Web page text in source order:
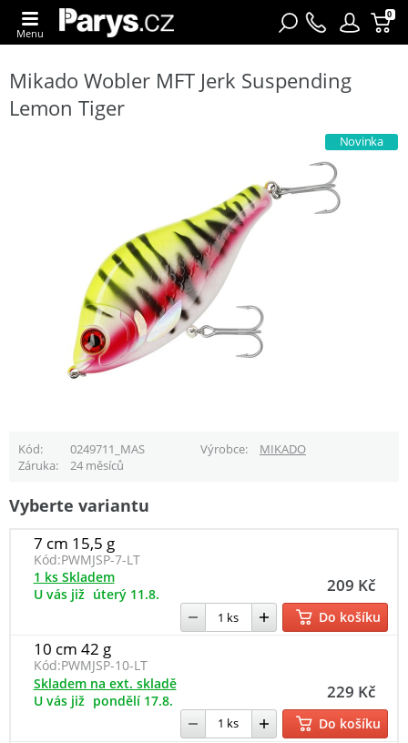
0
Menu
Mikado Wobler MFT Jerk Suspending
Lemon Tiger
Novinka
Kód 0249711_MAS Výrobce
MIKADO
Záruka
24 měsíců
Vyberte variantu
7 cm 15,5 g
Kód:PWMJSP-7-LT
209 Kč
1 ks Skladem
U vás již úterý 11.8.
Do košíku
10 cm 42 g
Kód:PWMJSP-10-LT
229 Kč
Skladem na ext. skladě
U vás již pondělí 17.8.
Do košíku